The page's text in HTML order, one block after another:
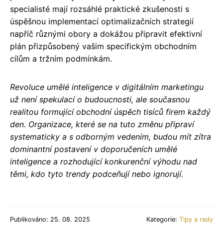
specialisté mají rozsáhlé praktické zkušenosti s
úspěšnou implementací optimalizačních strategií
napříč různými obory a dokážou připravit efektivní
plán přizpůsobený vašim specifickým obchodním
cílům a tržním podmínkám.
Revoluce umělé inteligence v digitálním marketingu
už není spekulací o budoucnosti, ale současnou
realitou formující obchodní úspěch tisíců firem každý
den. Organizace, které se na tuto změnu připraví
systematicky a s odborným vedením, budou mít zítra
dominantní postavení v doporučeních umělé
inteligence a rozhodující konkurenční výhodu nad
těmi, kdo tyto trendy podceňují nebo ignorují.
Publikováno: 25. 08. 2025 Kategorie: Tipy a rady